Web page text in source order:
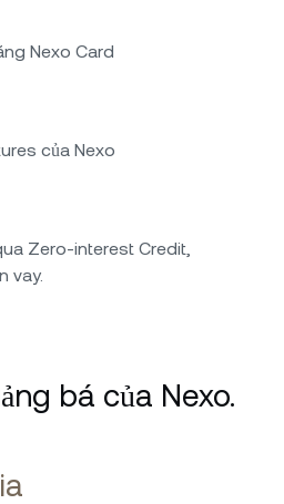
Nexo Card
của Nexo
Zero-interest Credit,
vay.
bá của Nexo.